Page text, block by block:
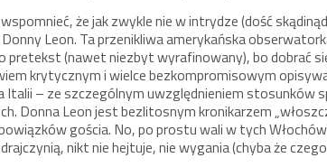
że jak zwykle nie w intrydze (dość
Leon. Ta przenikliwa amerykańska
pretekst (nawet niezbyt wyrafinowany), bo dobrać
krytycznym i wielce bezkompromisowym
Italii – ze szczególnym uwzględnieniem stosunków
Donna Leon jest bezlitosnym kronikarzem
gościa. No, po prostu wali w tych
nikt nie hejtuje, nie wygania (chyba że